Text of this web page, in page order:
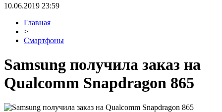
10.06.2019 23:59
Главная
>
Смартфоны
Samsung получила заказ на
Qualcomm Snapdragon 865